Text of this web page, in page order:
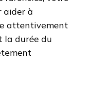
aider à
attentivement
la durée du